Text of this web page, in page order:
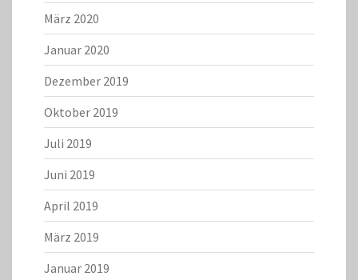
März 2020
Januar 2020
Dezember 2019
Oktober 2019
Juli 2019
Juni 2019
April 2019
März 2019
Januar 2019